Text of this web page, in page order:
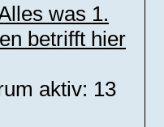
was 1.
betrifft hier
aktiv: 13